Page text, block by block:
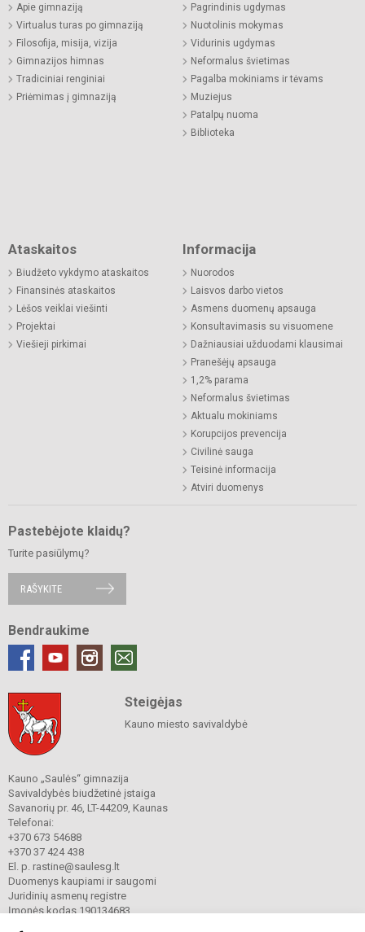
Apie gimnaziją
Virtualus turas po gimnaziją
Filosofija, misija, vizija
Gimnazijos himnas
Tradiciniai renginiai
Priėmimas į gimnaziją
Pagrindinis ugdymas
Nuotolinis mokymas
Vidurinis ugdymas
Neformalus švietimas
Pagalba mokiniams ir tėvams
Muziejus
Patalpų nuoma
Biblioteka
Ataskaitos
Biudžeto vykdymo ataskaitos
Finansinės ataskaitos
Lėšos veiklai viešinti
Projektai
Viešieji pirkimai
Informacija
Nuorodos
Laisvos darbo vietos
Asmens duomenų apsauga
Konsultavimasis su visuomene
Dažniausiai užduodami klausimai
Pranešėjų apsauga
1,2% parama
Neformalus švietimas
Aktualu mokiniams
Korupcijos prevencija
Civilinė sauga
Teisinė informacija
Atviri duomenys
Pastebėjote klaidų?
Turite pasiūlymų?
RAŠYKITE
Bendraukime
Steigėjas
Kauno miesto savivaldybė
Kauno „Saulės“ gimnazija
Savivaldybės biudžetinė įstaiga
Savanorių pr. 46, LT-44209, Kaunas
Telefonai:
+370 673 54688
+370 37 424 438
El. p. rastine@saulesg.lt
Duomenys kaupiami ir saugomi
Juridinių asmenų registre
Įmonės kodas 190134683